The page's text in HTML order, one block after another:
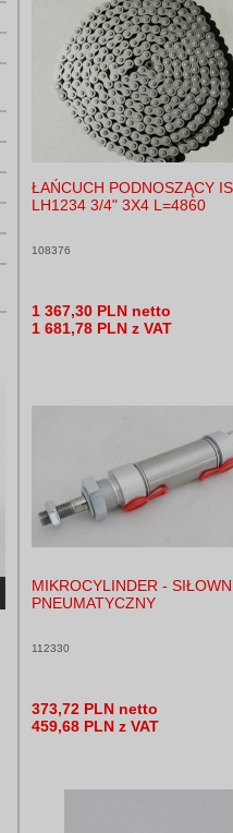
ŁAŃCUCH PODNOSZĄCY
LH1234 3/4" 3X4 L=4860
108376
1 367,30 PLN netto
1 681,78 PLN z VAT
MIKROCYLINDER -
PNEUMATYCZNY
112330
373,72 PLN netto
459,68 PLN z VAT